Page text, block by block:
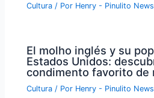
Cultura / Por Henry - Pinulito News
El molho inglés y su
Estados Unidos:
condimento favorito de
Cultura / Por Henry - Pinulito News